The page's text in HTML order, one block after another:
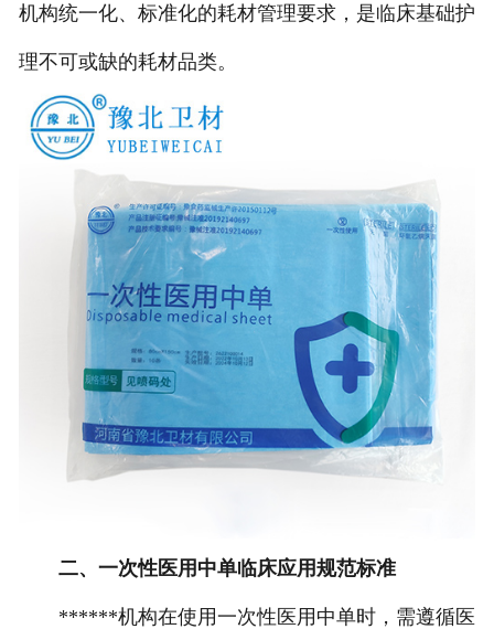
机构统一化、标准化的耗材管理要求，是临床基础护
理不可或缺的耗材品类。
二、一次性医用中单临床应用规范标准
******机构在使用一次性医用中单时，需遵循医